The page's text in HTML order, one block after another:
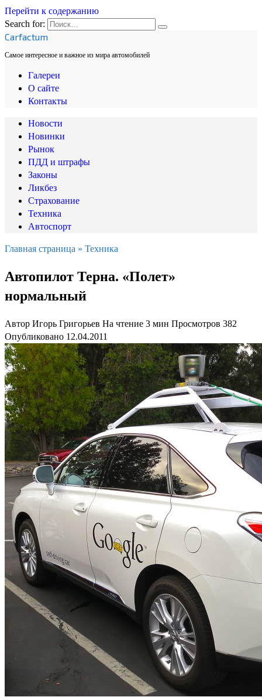
Перейти к содержанию
Search for:
Carfactum
Самое интересное и важное из мира автомобилей
Галереи
О сайте
Контакты
Новости
Новинки
Рынок
ПДД и штрафы
Законы
Ликбез
Страхование
Техника
Автоспорт
Главная страница » Техника
Автопилот Терна. «Полет»
нормальный
Автор Игорь Григорьев На чтение 3 мин Просмотров 382
Опубликовано 12.04.2011